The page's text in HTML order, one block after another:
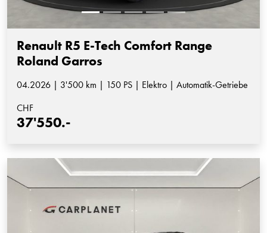
Renault R5 E-Tech Comfort Range
Roland Garros
04.2026 | 3'500 km | 150 PS | Elektro | Automatik-Getriebe
CHF
37'550.-